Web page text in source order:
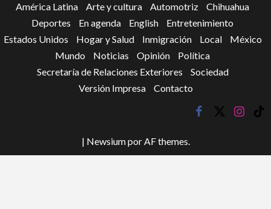
América Latina Arte y cultura Automotriz
Chihuahua
Deportes
En agenda English
Entretenimiento
Estados Unidos
Hogar y Salud Inmigración Local
México
Mundo
Noticias Opinión
Política
Secretaría de Relaciones Exteriores
Sociedad
Versión Impresa
Contacto
facebook
twitter
tik
| Newsiumpor AF themes.